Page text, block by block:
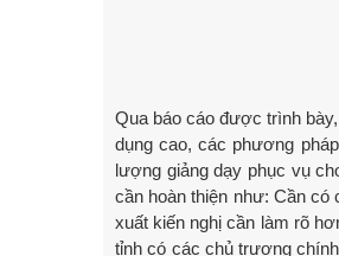
Qua báo cáo được trình
dụng cao, các phương
lượng giảng dạy phục vụ
cần hoàn thiện như: Cần có
xuất kiến nghị cần làm rõ
tỉnh có các chủ trương